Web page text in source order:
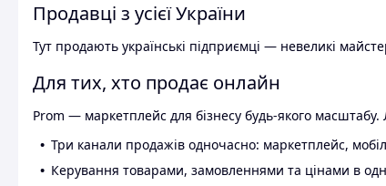
Продавці з усієї України
Тут продають українські підприємці — невеликі
Для тих, хто продає онлайн
Prom — маркетплейс для бізнесу будь-якого
Три канали продажів одночасно: маркетплейс,
Керування товарами, замовленнями та цінами в